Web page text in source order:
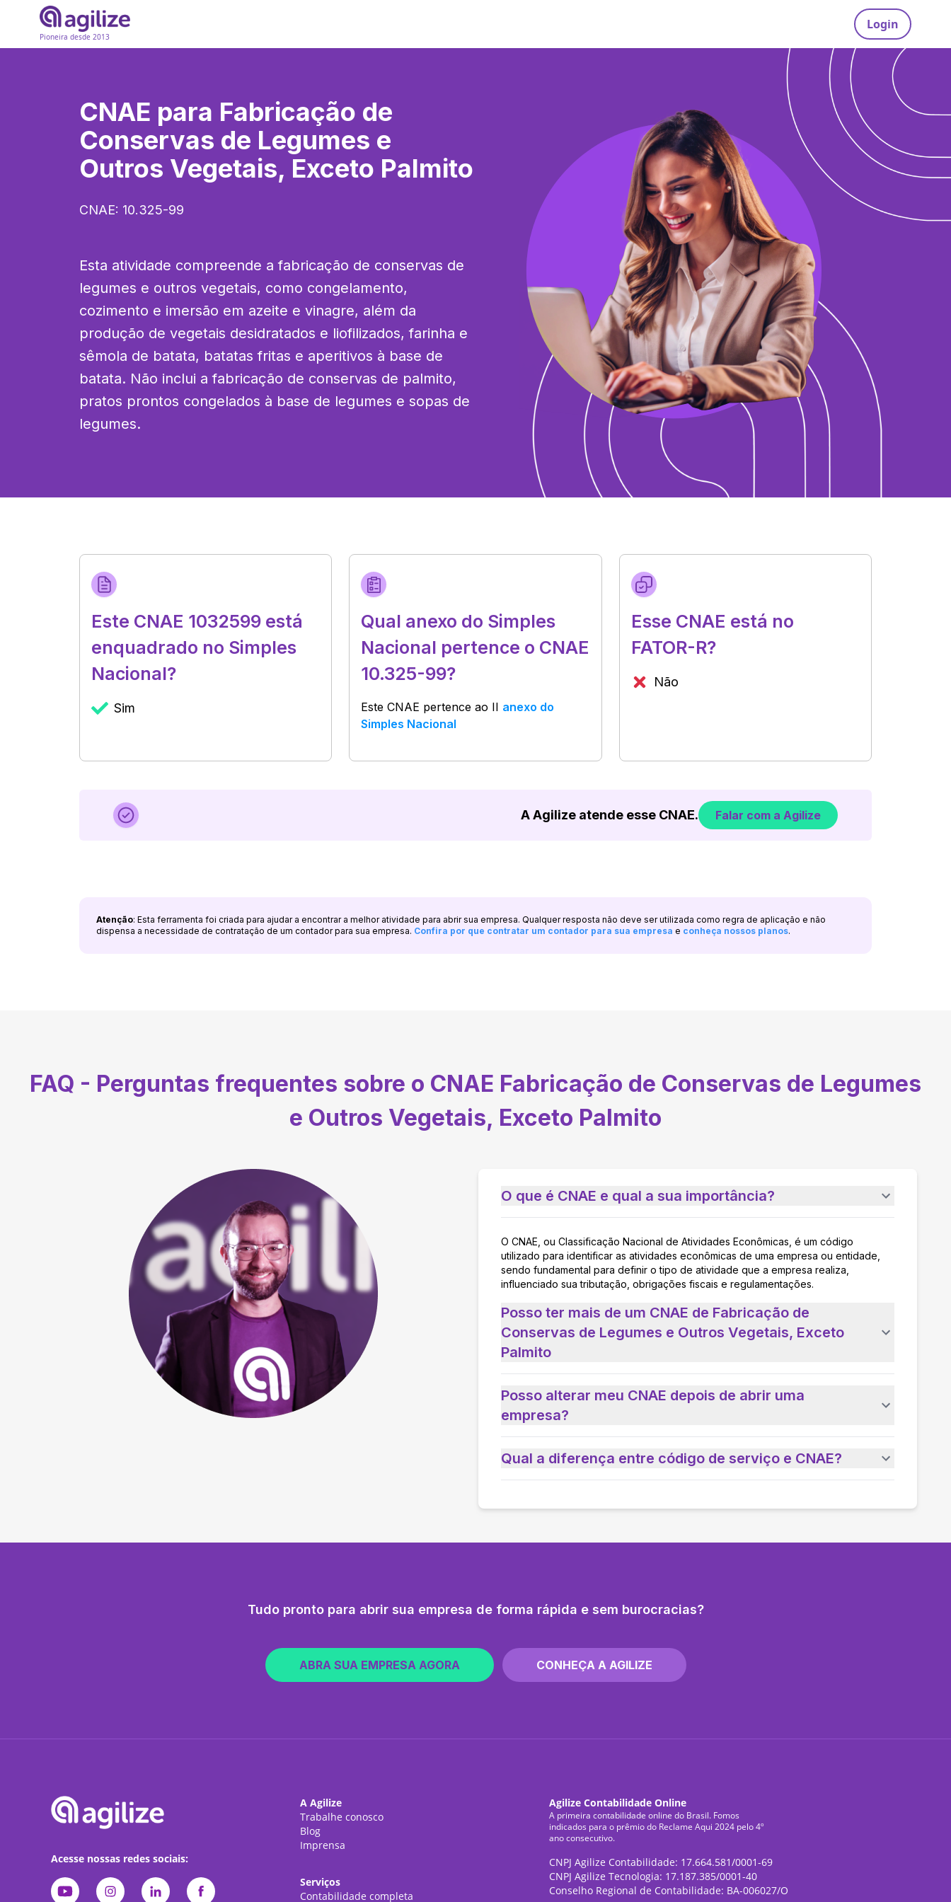
Pioneira desde 2013
Login
CNAE para Fabricação de
Conservas de Legumes e
Outros Vegetais, Exceto Palmito
CNAE: 10.325-99
Esta atividade compreende a fabricação de conservas de
legumes e outros vegetais, como congelamento,
cozimento e imersão em azeite e vinagre, além da
produção de vegetais desidratados e liofilizados, farinha e
sêmola de batata, batatas fritas e aperitivos à base de
batata. Não inclui a fabricação de conservas de palmito,
pratos prontos congelados à base de legumes e sopas de
legumes.
Este CNAE 1032599 está
enquadrado no Simples
Nacional?
Sim
Qual anexo do Simples
Nacional pertence o CNAE
10.325-99?
Este CNAE pertence ao II anexo do
Simples Nacional
Esse CNAE está no
FATOR-R?
Não
A Agilize atende esse CNAE. Falar com a Agilize
Atenção: Esta ferramenta foi criada para ajudar a encontrar a melhor atividade para abrir sua empresa. Qualquer resposta não deve ser utilizada como regra de aplicação e não
dispensa a necessidade de contratação de um contador para sua empresa. Confira por que contratar um contador para sua empresa e conheça nossos planos.
FAQ - Perguntas frequentes sobre o CNAE Fabricação de Conservas de Legumes
e Outros Vegetais, Exceto Palmito
O que é CNAE e qual a sua importância?
O CNAE, ou Classificação Nacional de Atividades Econômicas, é um código
utilizado para identificar as atividades econômicas de uma empresa ou entidade,
sendo fundamental para definir o tipo de atividade que a empresa realiza,
influenciado sua tributação, obrigações fiscais e regulamentações.
Posso ter mais de um CNAE de Fabricação de
Conservas de Legumes e Outros Vegetais, Exceto
Palmito
Posso alterar meu CNAE depois de abrir uma
empresa?
Qual a diferença entre código de serviço e CNAE?
Tudo pronto para abrir sua empresa de forma rápida e sem burocracias?
ABRA SUA EMPRESA AGORA CONHEÇA A AGILIZE
Acesse nossas redes sociais:
A Agilize
Trabalhe conosco
Blog
Imprensa
Serviços
Contabilidade completa
Agilize Contabilidade Online
A primeira contabilidade online do Brasil. Fomos
indicados para o prêmio do Reclame Aqui 2024 pelo 4º
ano consecutivo.
CNPJ Agilize Contabilidade: 17.664.581/0001-69
CNPJ Agilize Tecnologia: 17.187.385/0001-40
Conselho Regional de Contabilidade: BA-006027/O